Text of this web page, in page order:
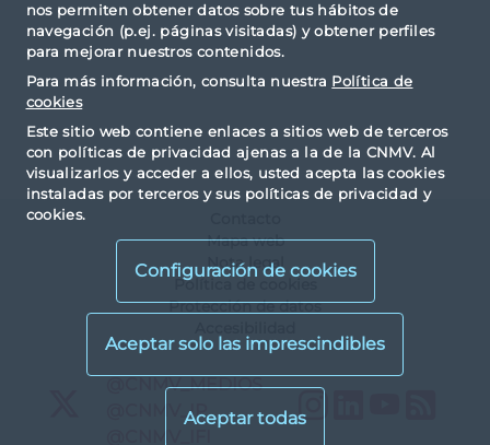
nos permiten obtener datos sobre tus hábitos de
navegación (p.ej. páginas visitadas) y obtener perfiles
para mejorar nuestros contenidos.
Para más información, consulta nuestra Política de
cookies
Este sitio web contiene enlaces a sitios web de terceros
con políticas de privacidad ajenas a la de la CNMV. Al
visualizarlos y acceder a ellos, usted acepta las cookies
instaladas por terceros y sus políticas de privacidad y
cookies.
Configuración de cookies
Mapa web
Nota legal
Política de cookies
Protección de datos
X@CNMV_MEDIOS
@CNMV_IP